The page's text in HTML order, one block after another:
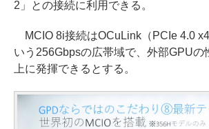
2」との接続に利用できる。
MCIO 8i接続はOCuLink（PCIe 4.0
いう256Gbpsの広帯域で、外部GPUの
上に発揮できるとする。